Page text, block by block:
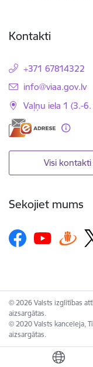
Kontakti
+371 67814322
E-pasts:
info@viaa.gov.lv
Vaļņu iela 1 (3.-
Visi kontakti
Sekojiet mums
© 2026 Valsts izglītības
aizsargātas.
© 2020 Valsts kanceleja,
aizsargātas.